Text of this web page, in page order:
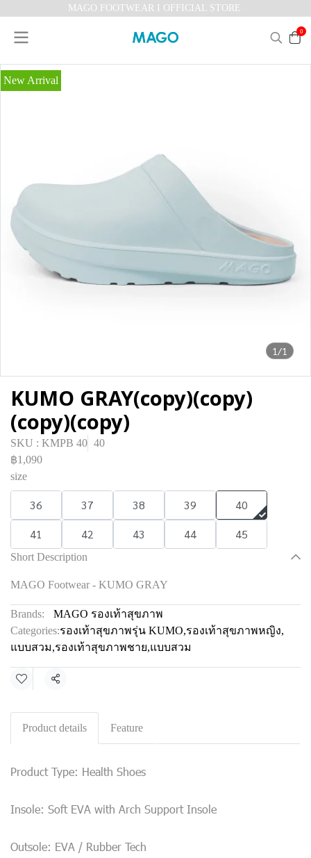
MAGO FOOTWEAR I OFFICIAL STORE
0
1/1
New Arrival
KUMO GRAY(copy)(copy)
(copy)(copy)
SKU : KMPB 40 40
฿1,090
size
36 37 38 39
40
41
42 43 44 45
Short Description
MAGO Footwear - KUMO GRAY
Brands:
MAGO รองเท้าสุขภาพ
Categories:รองเท้าสุขภาพรุ่น KUMO,รองเท้าสุขภาพหญิง,
แบบสวม,รองเท้าสุขภาพชาย,แบบสวม
Share
Product details Feature
Product Type: Health Shoes
Insole: Soft EVA with Arch Support Insole
Outsole: EVA / Rubber Tech